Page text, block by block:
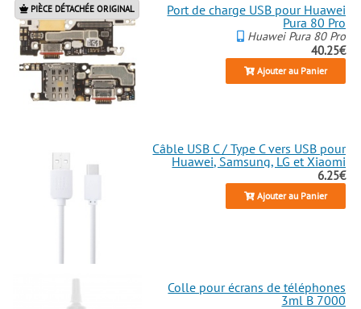
PIÈCE DÉTACHÉE ORIGINAL
Port de charge USB pour Huawei
Pura 80 Pro
Huawei Pura 80 Pro
40.25€
Ajouter au Panier
Câble USB C / Type C vers USB pour
Huawei, Samsung, LG et Xiaomi
6.25€
Ajouter au Panier
Colle pour écrans de téléphones
3ml B 7000